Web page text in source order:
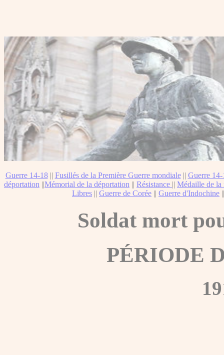
Guerre 14-18|| Fusillés de la Première Guerre mondiale|| Guerre
déportation ||Mémorial de la déportation || Résistance || Médaille de la
Libres || Guerre de Corée || Guerre d'Indochine
Soldat mort
PÉRIODE